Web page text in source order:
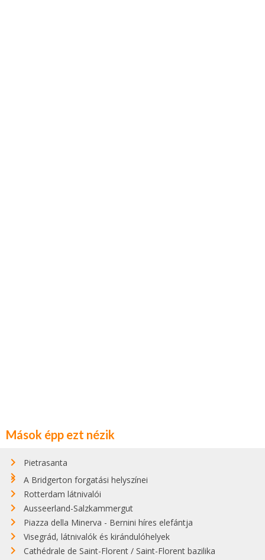
Mások épp ezt nézik
Pietrasanta
A Bridgerton forgatási helyszínei
Rotterdam látnivalói
Ausseerland-Salzkammergut
Piazza della Minerva - Bernini híres elefántja
Visegrád, látnivalók és kirándulóhelyek
Cathédrale de Saint-Florent / Saint-Florent bazilika